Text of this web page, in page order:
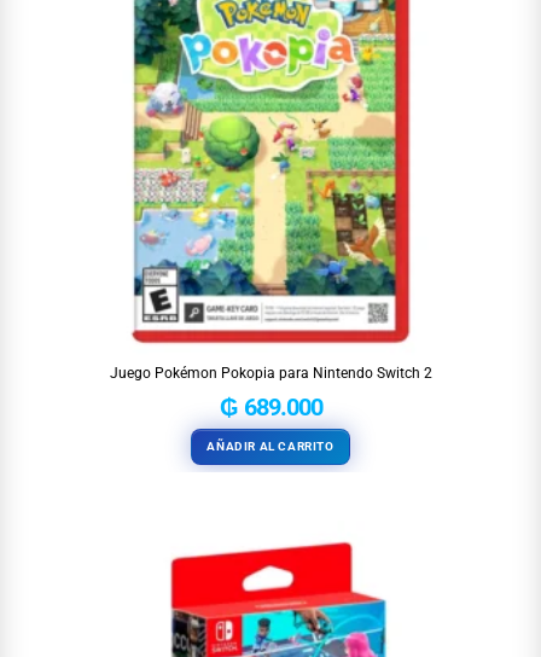
Juego Pokémon Pokopia para Nintendo Switch 2
₲689.000
AÑADIR AL CARRITO